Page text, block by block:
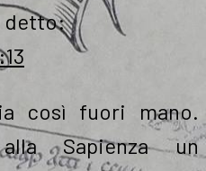
detto:
così fuori mano.
Sapienza un